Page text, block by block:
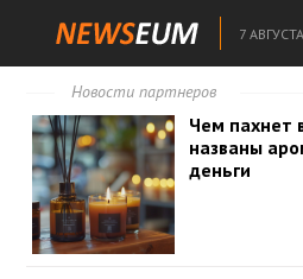
7
Новости партнеров
Чем пахнет
названы
деньги